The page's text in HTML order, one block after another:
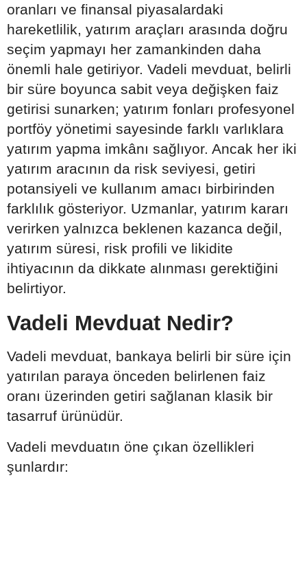
oranları ve finansal piyasalardaki
hareketlilik, yatırım araçları arasında doğru
seçim yapmayı her zamankinden daha
önemli hale getiriyor. Vadeli mevduat, belirli
bir süre boyunca sabit veya değişken faiz
getirisi sunarken; yatırım fonları profesyonel
portföy yönetimi sayesinde farklı varlıklara
yatırım yapma imkânı sağlıyor. Ancak her iki
yatırım aracının da risk seviyesi, getiri
potansiyeli ve kullanım amacı birbirinden
farklılık gösteriyor. Uzmanlar, yatırım kararı
verirken yalnızca beklenen kazanca değil,
yatırım süresi, risk profili ve likidite
ihtiyacının da dikkate alınması gerektiğini
belirtiyor.
Vadeli Mevduat Nedir?
Vadeli mevduat, bankaya belirli bir süre için
yatırılan paraya önceden belirlenen faiz
oranı üzerinden getiri sağlanan klasik bir
tasarruf ürünüdür.
Vadeli mevduatın öne çıkan özellikleri
şunlardır: